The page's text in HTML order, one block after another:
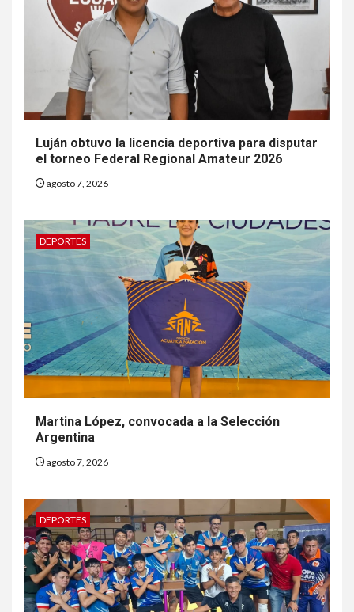
Luján obtuvo la licencia deportiva para disputar
el torneo Federal Regional Amateur 2026
agosto 7, 2026
DEPORTES
Martina López, convocada a la Selección
Argentina
agosto 7, 2026
DEPORTES